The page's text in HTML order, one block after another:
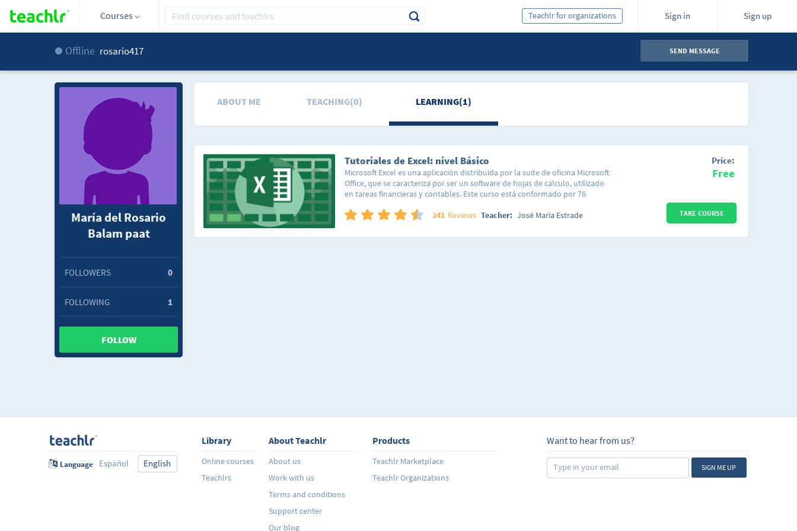
Courses Sign in Sign up
Teachlr for organizations
Offline rosario417 SEND MESSAGE
María del Rosario
Balam paat
FOLLOWERS 0
FOLLOWING 1
FOLLOW
ABOUT ME TEACHING(0) LEARNING(1)
Tutoriales de Excel: nivel Básico
Microsoft Excel es una aplicación distribuida por la suite de oficina Microsoft
Office, que se caracteriza por ser un software de hojas de cálculo, utilizado
en tareas financieras y contables. Este curso está conformado por 76
lineal y sencilla, así como saltar a una lección en específico que te enseñe a
lección está pensada para que domines totalmente cada aspecto de Excel
241 Reviews Teacher: José María Estrade
Price:
Free
TAKE COURSE
Language Español English
Library
Online courses
Teachlrs
About Teachlr
About us
Work with us
Terms and conditions
Support center
Our blog
Products
Teachlr Marketplace
Teachlr Organizations
Want to hear from us?
SIGN ME UP